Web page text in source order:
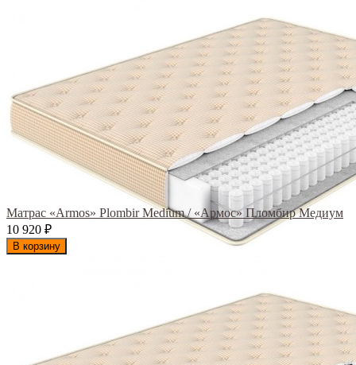
Матрас «Armos» Plombir Medium / «Армос» Пломбир Медиум
10 920 ₽
В корзину